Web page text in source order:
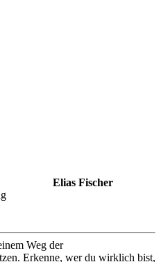
Elias Fischer
Weg der
Erkenne, wer du wirklich bist,